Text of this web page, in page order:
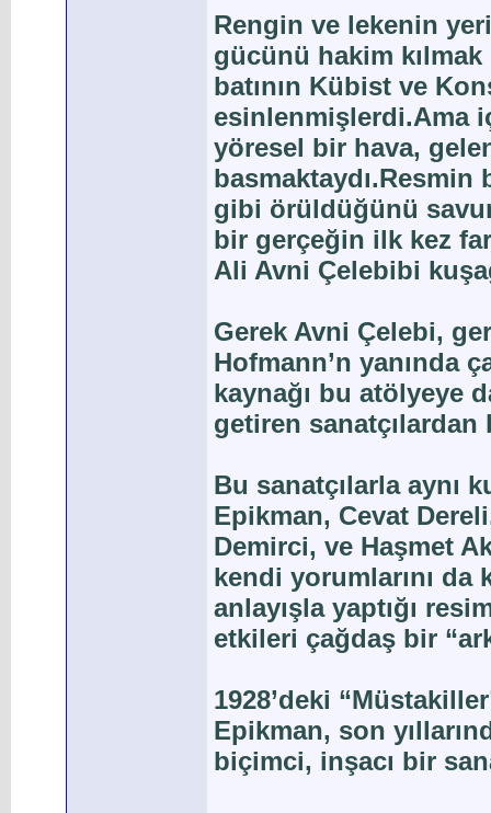
Rengin ve lekenin
gücünü hakim
batının Kübist ve
esinlenmişlerdi.Ama
yöresel bir hava,
gibi örüldüğünü
bir gerçeğin ilk kez
Ali Avni Çelebibi
Gerek Avni Çelebi,
Hofmann’n yanında
kaynağı bu atölyeye
getiren
Bu sanatçılarla aynı
Epikman, Cevat
Demirci, ve Haşmet
kendi yorumlarını da
anlayışla yaptığı
etkileri çağdaş bir
1928’deki
Epikman, son
biçimci, inşacı bir